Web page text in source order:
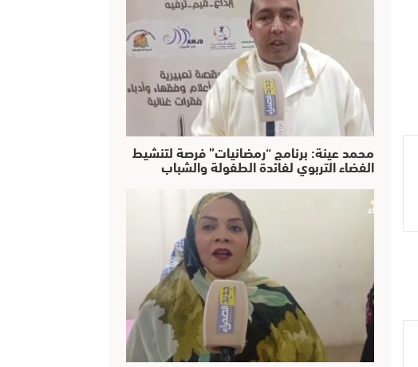
محمد عينة: برنامج “رمضانيات” فرصة لتنشيط
الفضاء التربوي لفائدة الطفولة والشباب